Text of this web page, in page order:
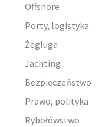
Offshore
Porty, logistyka
Żegluga
Jachting
Bezpieczeństwo
Prawo, polityka
Rybołówstwo